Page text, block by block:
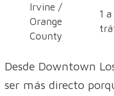
Irvine /
Orange
County
1
Desde Downtown
ser más directo